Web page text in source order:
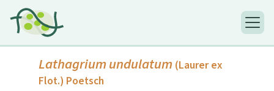
Lathagrium undulatum (Laurer ex
Flot.) Poetsch